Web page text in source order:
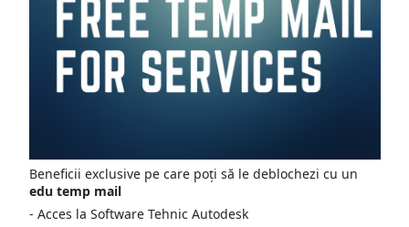
Beneficii exclusive pe care poți să le deblochezi cu un
edu temp mail
- Acces la Software Tehnic Autodesk